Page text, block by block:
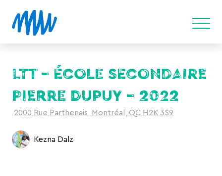
LTT – ÉCOLE SECONDAIRE
PIERRE DUPUY – 2022
2000 Rue Parthenais, Montréal, QC H2K 3S9
Kezna Dalz